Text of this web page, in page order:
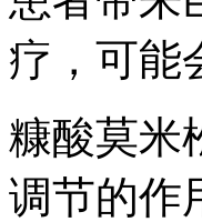
疗，可能
糠酸莫米
调节的作